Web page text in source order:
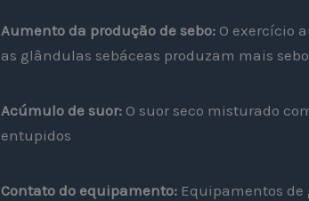
Aumento da produção de sebo: O exercício
as glândulas sebáceas produzam mais sebo
Acúmulo de suor: O suor seco misturado
entupidos
Contato do equipamento: Equipamentos de